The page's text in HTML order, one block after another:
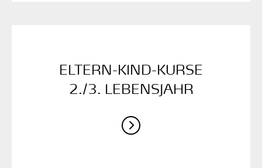
ELTERN-KIND-KURSE
2./3. LEBENSJAHR